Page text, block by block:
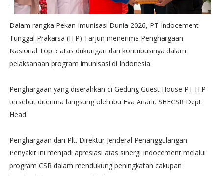
-
Dalam rangka Pekan Imunisasi Dunia 2026, PT Indocement
Tunggal Prakarsa (ITP) Tarjun menerima Penghargaan
Nasional Top 5 atas dukungan dan kontribusinya dalam
pelaksanaan program imunisasi di Indonesia.
Penghargaan yang diserahkan di Gedung Guest House PT ITP
tersebut diterima langsung oleh ibu Eva Ariani, SHECSR Dept.
Head.
Penghargaan dari Plt. Direktur Jenderal Penanggulangan
Penyakit ini menjadi apresiasi atas sinergi Indocement melalui
program CSR dalam mendukung peningkatan cakupan